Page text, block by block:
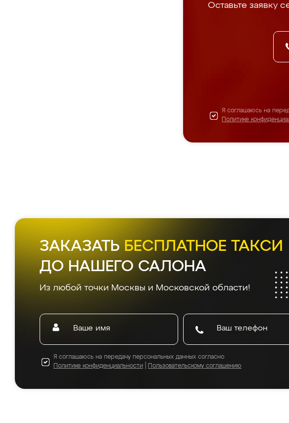
Оставьте заявку
Я соглашаюсь на
Политике
ЗАКАЗАТЬ БЕСПЛАТНОЕ ТАКСИ
ДО НАШЕГО САЛОНА
Из любой точки Москвы и Московской области!
Я соглашаюсь на передачу персональных данных согласно
Политике конфиденциальности
Пользовательскому соглашению